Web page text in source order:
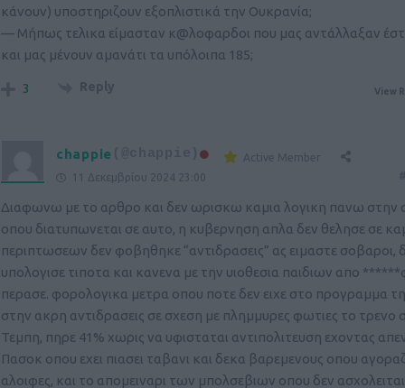
κάνουν) υποστηριζουν εξοπλιστικά την Ουκρανία;
— Μήπως τελικα είμασταν κ@λοφαρδοι που μας αντάλλαξαν
και μας μένουν αμανάτι τα υπόλοιπα 185;
3 Reply View
chappie
Active Member
11 Δεκεμβρίου 2024 23:00
Διαφωνω με το αρθρο και δεν ωρισκω καμια λογικη πανω στην
οπου διατυπωνεται σε αυτο, η κυβερνηση απλα δεν θελησε σε
περιπτωσεων δεν φοβηθηκε “αντιδρασεις” ας ειμαστε σοβαροι,
υπολογισε τιποτα και κανενα με την υιοθεσια παιδιων απο
περασε. φορολογικα μετρα οπου ποτε δεν ειχε στο προγραμμα
στην ακρη αντιδρασεις σε σχεση με πλημμυρες φωτιες το τρενο
Τεμπη, πηρε 41% χωρις να υφισταται αντιπολιτευση εχοντας
Πασοκ οπου εχει πιασει ταβανι και δεκα βαρεμενους οπου
αλοιφες, και το απομειναρι των μπολσεβιων οπου δεν